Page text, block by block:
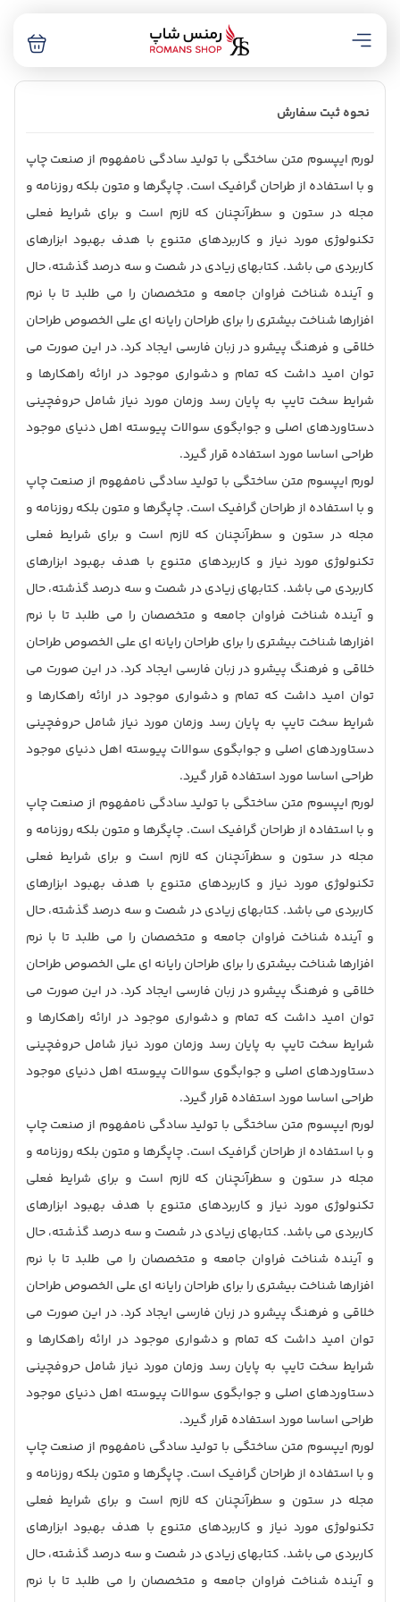
نحوه ثبت سفارش
لورم ایپسوم متن ساختگی با تولید سادگی نامفهوم از صنعت چاپ
و با استفاده از طراحان گرافیک است. چاپگرها و متون بلکه روزنامه و
مجله در ستون و سطرآنچنان که لازم است و برای شرایط فعلی
تکنولوژی مورد نیاز و کاربردهای متنوع با هدف بهبود ابزارهای
کاربردی می باشد. کتابهای زیادی در شصت و سه درصد گذشته، حال
و آینده شناخت فراوان جامعه و متخصصان را می طلبد تا با نرم
افزارها شناخت بیشتری را برای طراحان رایانه ای علی الخصوص طراحان
خلاقی و فرهنگ پیشرو در زبان فارسی ایجاد کرد. در این صورت می
توان امید داشت که تمام و دشواری موجود در ارائه راهکارها و
شرایط سخت تایپ به پایان رسد وزمان مورد نیاز شامل حروفچینی
دستاوردهای اصلی و جوابگوی سوالات پیوسته اهل دنیای موجود
طراحی اساسا مورد استفاده قرار گیرد.
لورم ایپسوم متن ساختگی با تولید سادگی نامفهوم از صنعت چاپ
و با استفاده از طراحان گرافیک است. چاپگرها و متون بلکه روزنامه و
مجله در ستون و سطرآنچنان که لازم است و برای شرایط فعلی
تکنولوژی مورد نیاز و کاربردهای متنوع با هدف بهبود ابزارهای
کاربردی می باشد. کتابهای زیادی در شصت و سه درصد گذشته، حال
و آینده شناخت فراوان جامعه و متخصصان را می طلبد تا با نرم
افزارها شناخت بیشتری را برای طراحان رایانه ای علی الخصوص طراحان
خلاقی و فرهنگ پیشرو در زبان فارسی ایجاد کرد. در این صورت می
توان امید داشت که تمام و دشواری موجود در ارائه راهکارها و
شرایط سخت تایپ به پایان رسد وزمان مورد نیاز شامل حروفچینی
دستاوردهای اصلی و جوابگوی سوالات پیوسته اهل دنیای موجود
طراحی اساسا مورد استفاده قرار گیرد.
لورم ایپسوم متن ساختگی با تولید سادگی نامفهوم از صنعت چاپ
و با استفاده از طراحان گرافیک است. چاپگرها و متون بلکه روزنامه و
مجله در ستون و سطرآنچنان که لازم است و برای شرایط فعلی
تکنولوژی مورد نیاز و کاربردهای متنوع با هدف بهبود ابزارهای
کاربردی می باشد. کتابهای زیادی در شصت و سه درصد گذشته، حال
و آینده شناخت فراوان جامعه و متخصصان را می طلبد تا با نرم
افزارها شناخت بیشتری را برای طراحان رایانه ای علی الخصوص طراحان
خلاقی و فرهنگ پیشرو در زبان فارسی ایجاد کرد. در این صورت می
توان امید داشت که تمام و دشواری موجود در ارائه راهکارها و
شرایط سخت تایپ به پایان رسد وزمان مورد نیاز شامل حروفچینی
دستاوردهای اصلی و جوابگوی سوالات پیوسته اهل دنیای موجود
طراحی اساسا مورد استفاده قرار گیرد.
لورم ایپسوم متن ساختگی با تولید سادگی نامفهوم از صنعت چاپ
و با استفاده از طراحان گرافیک است. چاپگرها و متون بلکه روزنامه و
مجله در ستون و سطرآنچنان که لازم است و برای شرایط فعلی
تکنولوژی مورد نیاز و کاربردهای متنوع با هدف بهبود ابزارهای
کاربردی می باشد. کتابهای زیادی در شصت و سه درصد گذشته، حال
و آینده شناخت فراوان جامعه و متخصصان را می طلبد تا با نرم
افزارها شناخت بیشتری را برای طراحان رایانه ای علی الخصوص طراحان
خلاقی و فرهنگ پیشرو در زبان فارسی ایجاد کرد. در این صورت می
توان امید داشت که تمام و دشواری موجود در ارائه راهکارها و
شرایط سخت تایپ به پایان رسد وزمان مورد نیاز شامل حروفچینی
دستاوردهای اصلی و جوابگوی سوالات پیوسته اهل دنیای موجود
طراحی اساسا مورد استفاده قرار گیرد.
لورم ایپسوم متن ساختگی با تولید سادگی نامفهوم از صنعت چاپ
و با استفاده از طراحان گرافیک است. چاپگرها و متون بلکه روزنامه و
مجله در ستون و سطرآنچنان که لازم است و برای شرایط فعلی
تکنولوژی مورد نیاز و کاربردهای متنوع با هدف بهبود ابزارهای
کاربردی می باشد. کتابهای زیادی در شصت و سه درصد گذشته، حال
و آینده شناخت فراوان جامعه و متخصصان را می طلبد تا با نرم